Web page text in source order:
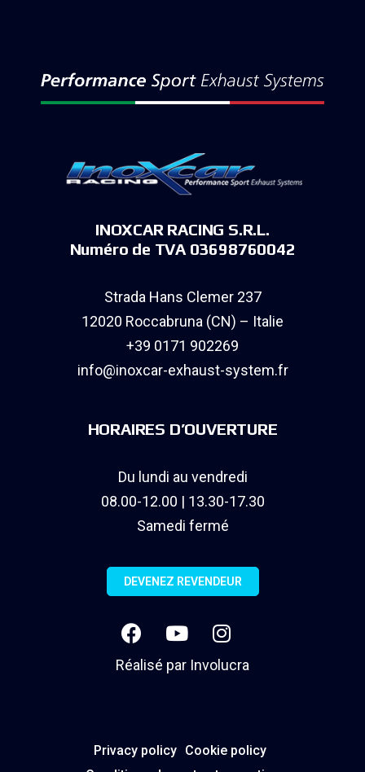
INOXCAR RACING S.R.L.
Numéro de TVA 03698760042
Strada Hans Clemer 237
12020 Roccabruna (CN) – Italie
+39 0171 902269
info@inoxcar-exhaust-system.fr
HORAIRES D’OUVERTURE
Du lundi au vendredi
08.00-12.00 | 13.30-17.30
Samedi fermé
DEVENEZ REVENDEUR
Réalisé par Involucra
Privacy policy Cookie policy